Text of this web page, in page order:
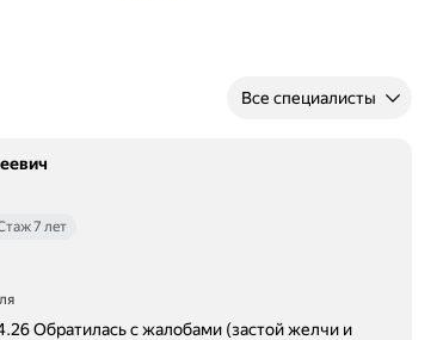
Все специалисты
7 лет
Обратилась с жалобами (застой желчи и